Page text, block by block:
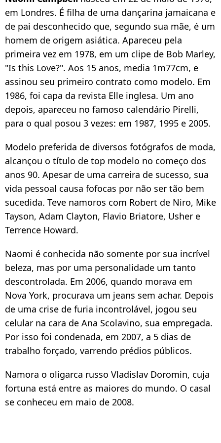
em Londres. É filha de uma dançarina jamaicana e
de pai desconhecido que, segundo sua mãe, é um
homem de origem asiática. Apareceu pela
primeira vez em 1978, em um clipe de Bob Marley,
"Is this Love?". Aos 15 anos, media 1m77cm, e
assinou seu primeiro contrato como modelo. Em
1986, foi capa da revista Elle inglesa. Um ano
depois, apareceu no famoso calendário Pirelli,
para o qual posou 3 vezes: em 1987, 1995 e 2005.
Modelo preferida de diversos fotógrafos de moda,
alcançou o título de top modelo no começo dos
anos 90. Apesar de uma carreira de sucesso, sua
vida pessoal causa fofocas por não ser tão bem
sucedida. Teve namoros com Robert de Niro, Mike
Tayson, Adam Clayton, Flavio Briatore, Usher e
Terrence Howard.
Naomi é conhecida não somente por sua incrível
beleza, mas por uma personalidade um tanto
descontrolada. Em 2006, quando morava em
Nova York, procurava um jeans sem achar. Depois
de uma crise de furia incontrolável, jogou seu
celular na cara de Ana Scolavino, sua empregada.
Por isso foi condenada, em 2007, a 5 dias de
trabalho forçado, varrendo prédios públicos.
Namora o oligarca russo Vladislav Doromin, cuja
fortuna está entre as maiores do mundo. O casal
se conheceu em maio de 2008.